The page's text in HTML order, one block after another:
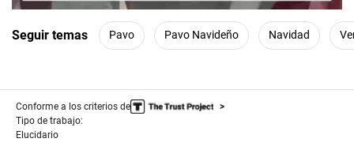
Seguir temas Pavo Pavo Navideño Navidad
Conforme a los criterios de
Tipo de trabajo:
Elucidario